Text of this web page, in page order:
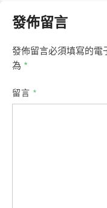
發佈留言
發佈留言必須填寫的電
為 *
留言 *